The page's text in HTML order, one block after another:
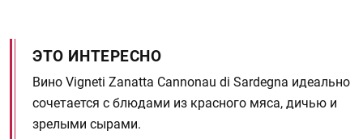
ЭТО ИНТЕРЕСНО
Вино Vigneti Zanatta Cannonau di Sardegna идеально
сочетается с блюдами из красного мяса, дичью и
зрелыми сырами.